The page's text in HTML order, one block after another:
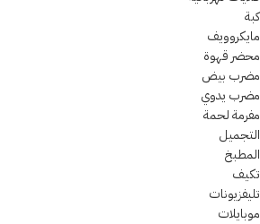
كبة
مايكروويف
محضر قهوة
مضرب بيض
مضرب يدوي
مفرمة لحمة
التجميل
المطبخ
تكيف
تليفزيونات
موبايلات